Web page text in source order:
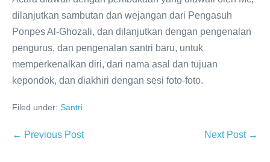
dilanjutkan sambutan dan wejangan dari Pengasuh
Ponpes Al-Ghozali, dan dilanjutkan dengan pengenalan
pengurus, dan pengenalan santri baru, untuk
memperkenalkan diri, dari nama asal dan tujuan
kepondok, dan diakhiri dengan sesi foto-foto.
Filed under: Santri
Post
← Previous Post Next Post →